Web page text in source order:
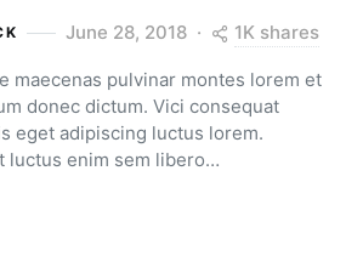
June 28, 2018 1K shares
maecenas pulvinar montes lorem et
donec dictum. Vici consequat
eget adipiscing luctus lorem.
luctus enim sem libero…